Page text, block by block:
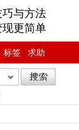
与方法
更简单
标签 求助